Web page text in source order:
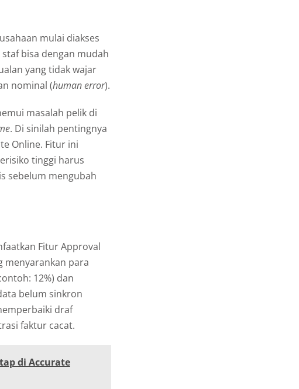
mulai diakses
bisa dengan mudah
yang tidak wajar
nominal (human error).
masalah pelik di
. Di sinilah pentingnya
Online. Fitur ini
tinggi harus
sebelum mengubah
Fitur Approval
menyarankan para
12%) dan
belum sinkron
draf
faktur cacat.
di Accurate